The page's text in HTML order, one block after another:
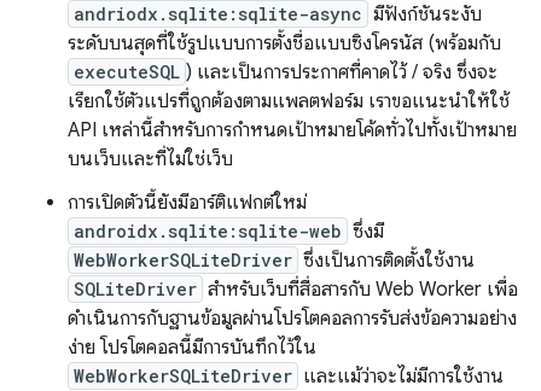
andriodx.sqlite:sqlite-async มีฟังก์ชันระงับ
ระดับบนสุดที่ใช้รูปแบบการตั้งชื่อแบบซิงโครนัส (พร้อมกับ
executeSQL ) และเป็นการประกาศที่คาดไว้ / จริง ซึ่งจะ
เรียกใช้ตัวแปรที่ถูกต้องตามแพลตฟอร์ม เราขอแนะนําให้ใช้
API เหล่านี้สําหรับการกําหนดเป้าหมายโค้ดทั่วไปทั้งเป้าหมาย
บนเว็บและที่ไม่ใช่เว็บ
การเปิดตัวนี้ยังมีอาร์ติแฟกต์ใหม่
androidx.sqlite:sqlite-web ซึ่งมี
WebWorkerSQLiteDriver ซึ่งเป็นการติดตั้งใช้งาน
SQLiteDriver สำหรับเว็บที่สื่อสารกับ Web Worker เพื่อ
ดำเนินการกับฐานข้อมูลผ่านโปรโตคอลการรับส่งข้อความอย่าง
ง่าย โปรโตคอลนี้มีการบันทึกไว้ใน
WebWorkerSQLiteDriver และแม้ว่าจะไม่มีการใช้งาน